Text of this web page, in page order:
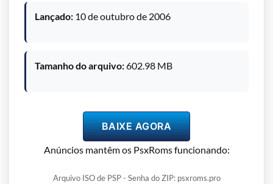
Lançado: 10 de outubro de 2006
Tamanho do arquivo:602.98 MB
BAIXE AGORA
Anúncios mantêm os PsxRoms funcionando:
Arquivo ISO de PSP - Senha do ZIP: psxroms.pro